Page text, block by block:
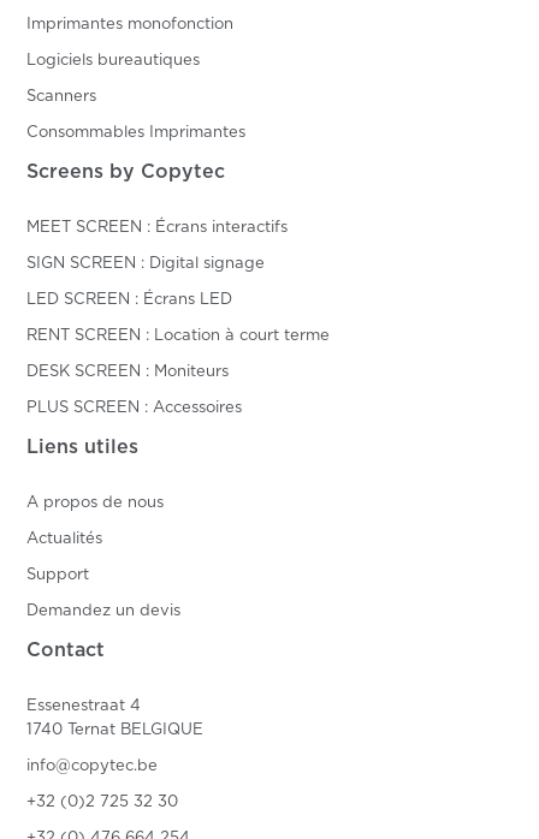
Imprimantes monofonction
Logiciels bureautiques
Scanners
Consommables Imprimantes
Screens by Copytec
MEET SCREEN : Écrans interactifs
SIGN SCREEN : Digital signage
LED SCREEN : Écrans LED
RENT SCREEN : Location à court terme
DESK SCREEN : Moniteurs
PLUS SCREEN : Accessoires
Liens utiles
A propos de nous
Actualités
Support
Demandez un devis
Contact
Essenestraat 4
1740 Ternat BELGIQUE
info@copytec.be
+32 (0)2 725 32 30